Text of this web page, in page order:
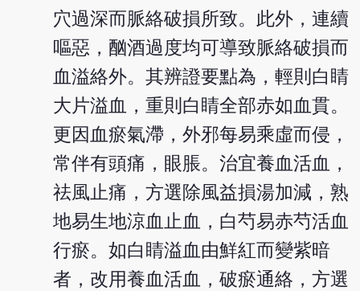
穴過深而脈絡破損所致。此外，連續
嘔惡，酗酒過度均可導致脈絡破損而
血溢絡外。其辨證要點為，輕則白睛
大片溢血，重則白睛全部赤如血貫。
更因血瘀氣滯，外邪每易乘虛而侵，
常伴有頭痛，眼脹。治宜養血活血，
祛風止痛，方選除風益損湯加減，熟
地易生地涼血止血，白芍易赤芍活血
行瘀。如白睛溢血由鮮紅而變紫暗
者，改用養血活血，破瘀通絡，方選